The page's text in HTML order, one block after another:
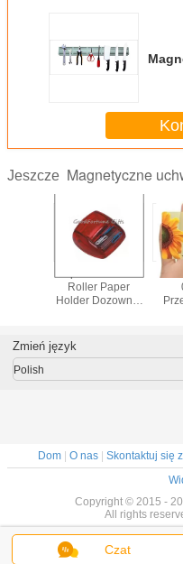
Jeszcze Magnetyczne
Sprzedam File
Roller Paper
Holder Dozownik
Czat
Zmień język
Polish
Dom| O nas| Skontaktuj się
Copyright © 2015 -
All rights